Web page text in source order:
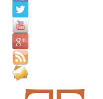
Anticipazioni
News
Palazzi consiglia
Video
Chi siamo